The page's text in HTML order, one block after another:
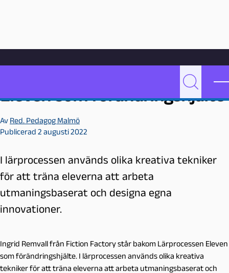
Hoppa till innehåll
e
a
g
M
l
m
Sök
Eleven som förändringshjälte
Av Red. Pedagog Malmö
Publicerad 2 augusti 2022
I lärprocessen används olika kreativa tekniker
för att träna eleverna att arbeta
utmaningsbaserat och designa egna
innovationer.
Ingrid Remvall från Fiction Factory står bakom Lärprocessen Eleven
som förändringshjälte. I lärprocessen används olika kreativa
tekniker för att träna eleverna att arbeta utmaningsbaserat och